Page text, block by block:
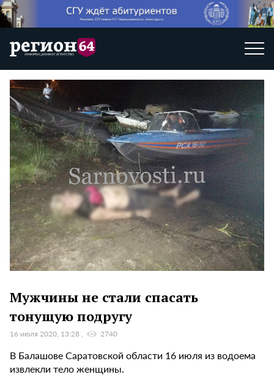
Мужчины не стали спасать
тонущую подругу
16 июля 2020, 13:28 2740
В Балашове Саратовской области 16 июля из водоема
извлекли тело женщины.